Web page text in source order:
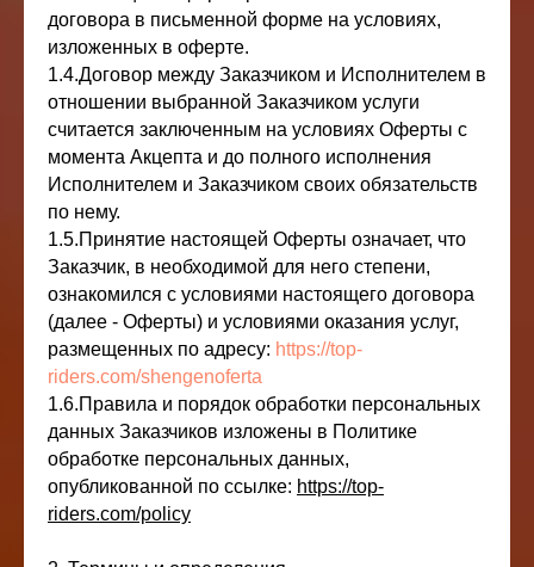
договора в письменной форме на условиях,
изложенных в оферте.
1.4.Договор между Заказчиком и Исполнителем в
отношении выбранной Заказчиком услуги
считается заключенным на условиях Оферты с
момента Акцепта и до полного исполнения
Исполнителем и Заказчиком своих обязательств
по нему.
1.5.Принятие настоящей Оферты означает, что
Заказчик, в необходимой для него степени,
ознакомился с условиями настоящего договора
(далее - Оферты) и условиями оказания услуг,
размещенных по адресу: https://top-
riders.com/shengenoferta
1.6.Правила и порядок обработки персональных
данных Заказчиков изложены в Политике
обработке персональных данных,
опубликованной по ссылке: https://top-
riders.com/policy